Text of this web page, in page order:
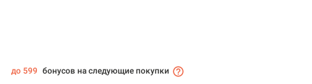
до 599 бонусов на следующие покупки